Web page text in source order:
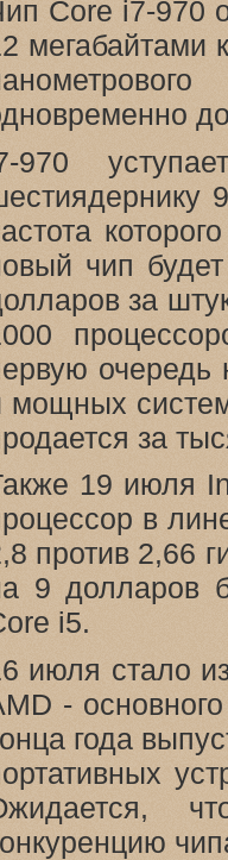
Core i7-970
мегабайтами
970
чип
за
очередь
мощных
за
19 июля
в
против 2,66
9 долларов
i5.
июля стало
-
года